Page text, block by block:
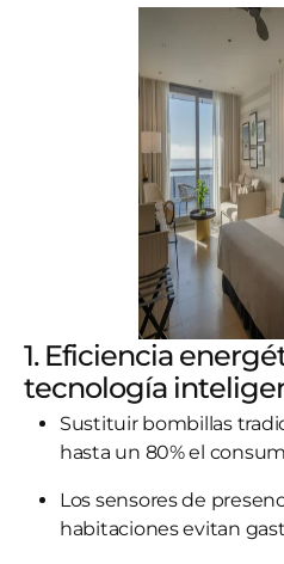
1. Eficiencia
tecnología
Sustituir bombillas
hasta un 80% el
Los sensores de
habitaciones evitan